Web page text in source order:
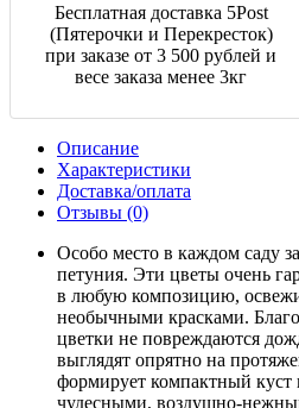
Бесплатная доставка 5Post
(Пятерочки и Перекресток)
при заказе от 3 500 рублей и
весе заказа менее 3кг
Описание
Характеристики
Доставка/оплата
Отзывы (0)
Особо место в каждом саду
петуния. Эти цветы очень
в любую композицию,
необычными красками.
цветки не повреждаются
выглядят опрятно на
формирует компактный куст
чудесными, воздушно-